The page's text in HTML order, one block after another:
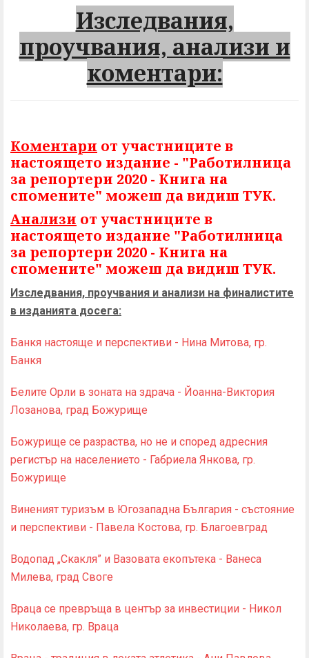
Изследвания,
проучвания, анализи и
коментари:
Коментари от участниците в
настоящето издание - "Работилница
за репортери 2020 - Книга на
спомените" можеш да видиш ТУК.
Анализи от участниците в
настоящето издание "Работилница
за репортери 2020 - Книга на
спомените" можеш да видиш ТУК.
Изследвания, проучвания и анализи на финалистите
в изданията досега:
Банкя настояще и перспективи - Нина Митова, гр.
Банкя
Белите Орли в зоната на здрача - Йоанна-Виктория
Лозанова, град Божурище
Божурище се разраства, но не и според адресния
регистър на населението - Габриела Янкова, гр.
Божурище
Виненият туризъм в Югозападна България - състояние
и перспективи - Павела Костова, гр. Благоевград
Водопад „Скакля” и Вазовата екопътека - Ванеса
Милева, град Своге
Враца се превръща в център за инвестиции - Никол
Николаева, гр. Враца